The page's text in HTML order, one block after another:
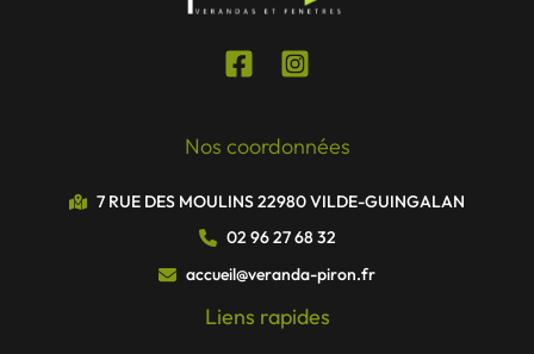
Nos coordonnées
7 RUE DES MOULINS 22980 VILDE-GUINGALAN
02 96 27 68 32
accueil@veranda-piron.fr
Liens rapides